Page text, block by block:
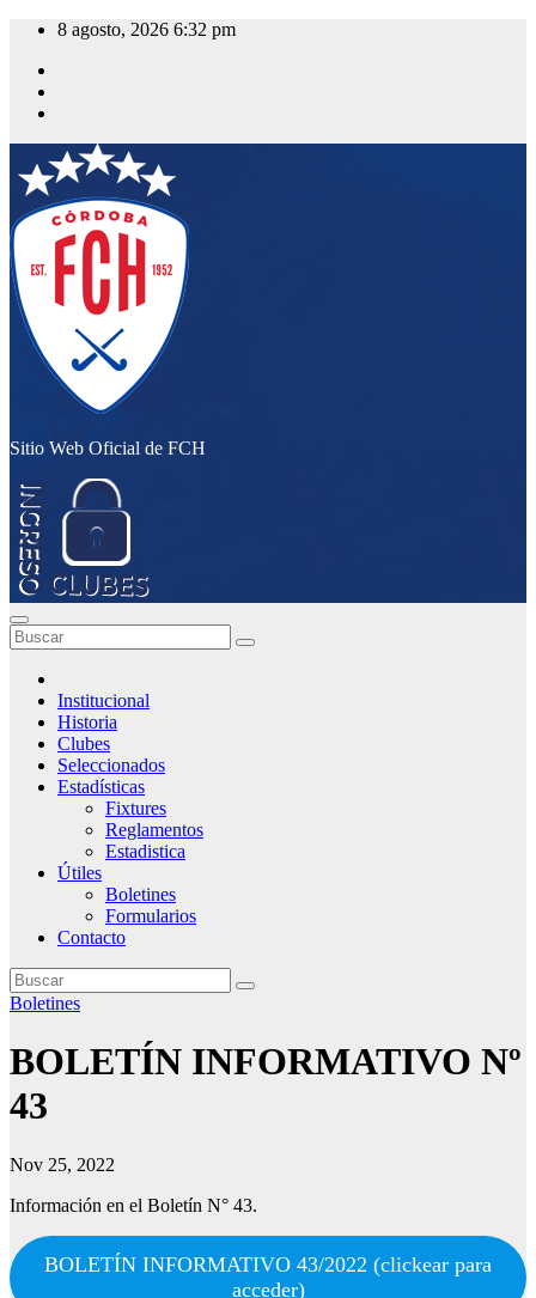
Saltar
contenido
8 agosto, 2026 6:32 pm
Sitio Web Oficial de FCH
Institucional
Historia
Clubes
Seleccionados
Estadísticas
Fixtures
Reglamentos
Estadistica
Útiles
Boletines
Formularios
Contacto
Boletines
BOLETÍN INFORMATIVO Nº
43
Nov 25, 2022
Información en el Boletín N° 43.
BOLETÍN INFORMATIVO 43/2022 (clickear para
acceder)